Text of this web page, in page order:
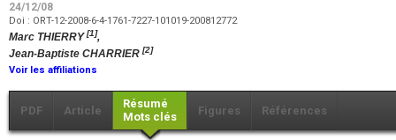
24/12/08
Doi : ORT-12-2008-6-4-1761-7227-101019-200812772
Marc THIERRY[1],
Jean-Baptiste CHARRIER [2]
Voir les affiliations
PDF Article
Résumé
Mots clés
Figures Références